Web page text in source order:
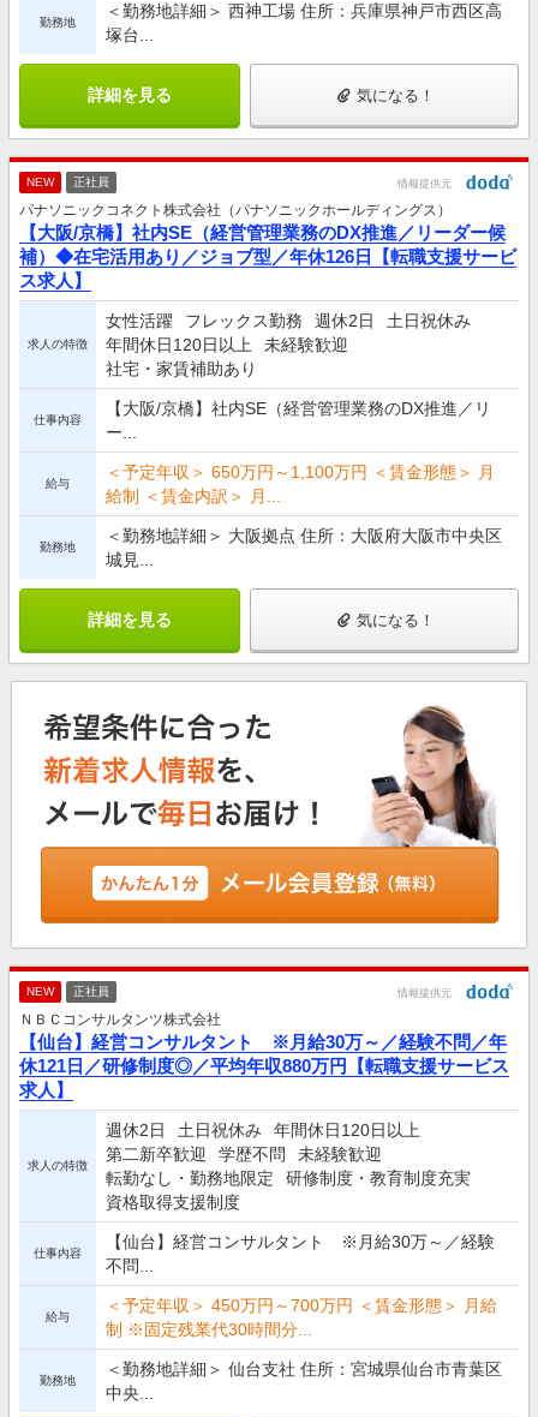
勤務地
＜勤務地詳細＞ 西神工場 住所：兵庫県神戸市西区高
塚台...
詳細を見る 気になる！
NEW 正社員 情報提供元
パナソニックコネクト株式会社（パナソニックホールディングス）
【大阪/京橋】社内SE（経営管理業務のDX推進／リーダー候
補）◆在宅活用あり／ジョブ型／年休126日【転職支援サービ
ス求人】
求人の特徴
女性活躍 フレックス勤務 週休2日
土日祝休み
年間休日120日以上
未経験歓迎
社宅・家賃補助あり
仕事内容
【大阪/京橋】社内SE（経営管理業務のDX推進／リ
ー...
給与
＜予定年収＞ 650万円～1,100万円 ＜賃金形態＞ 月
給制 ＜賃金内訳＞ 月...
勤務地
＜勤務地詳細＞ 大阪拠点 住所：大阪府大阪市中央区
城見...
詳細を見る 気になる！
NEW 正社員 情報提供元
ＮＢＣコンサルタンツ株式会社
【仙台】経営コンサルタント ※月給30万～／経験不問／年
休121日／研修制度◎／平均年収880万円【転職支援サービス
求人】
求人の特徴
週休2日 土日祝休み
年間休日120日以上
第二新卒歓迎
学歴不問
未経験歓迎
転勤なし・勤務地限定
研修制度・教育制度充実
資格取得支援制度
仕事内容
【仙台】経営コンサルタント ※月給30万～／経験
不問...
給与
＜予定年収＞ 450万円～700万円 ＜賃金形態＞ 月給
制 ※固定残業代30時間分...
勤務地
＜勤務地詳細＞ 仙台支社 住所：宮城県仙台市青葉区
中央...